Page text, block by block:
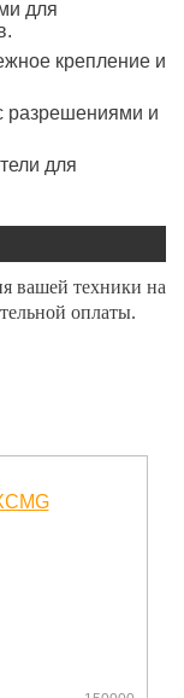
для
крепление и
разрешениями и
для
вашей техники на
оплаты.